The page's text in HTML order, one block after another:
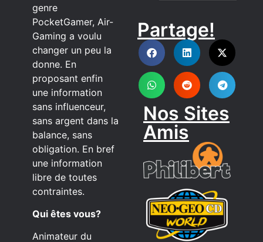
genre
PocketGamer, Air-
Gaming a voulu
changer un peu la
donne. En
proposant enfin
une information
sans influenceur,
sans argent dans la
balance, sans
obligation. En bref
une information
libre de toutes
contraintes.
Qui êtes vous?
Animateur du
DISCORD
Partage!
Nos Sites
Amis